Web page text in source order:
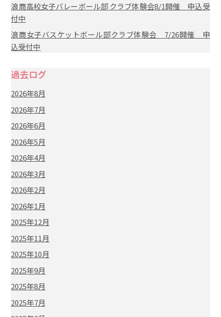
浪商高校女子バレーボール部 クラブ体験会8/1開催 申込受
付中
浪商女子バスケットボール部クラブ体験会 7/26開催 申
込受付中
過去ログ
2026年8月
2026年7月
2026年6月
2026年5月
2026年4月
2026年3月
2026年2月
2026年1月
2025年12月
2025年11月
2025年10月
2025年9月
2025年8月
2025年7月